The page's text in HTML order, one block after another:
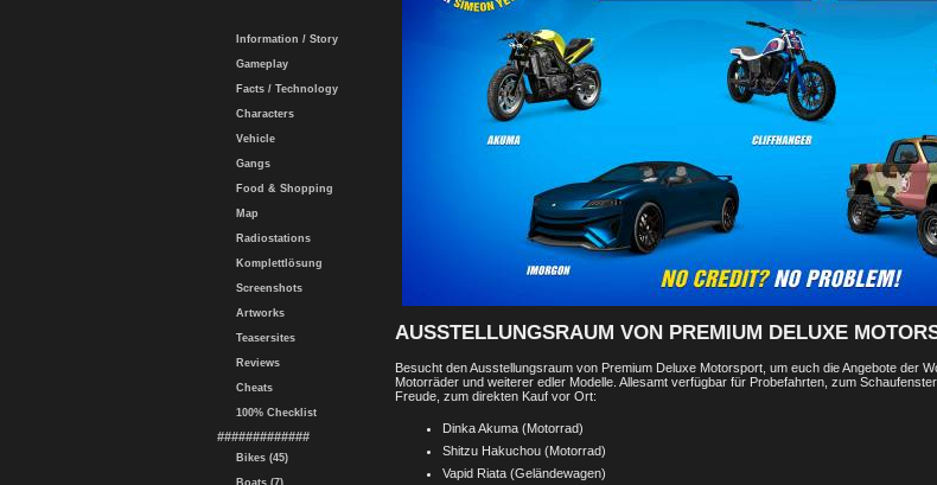
Information / Story
Gameplay
Facts / Technology
Characters
Vehicle
Gangs
Food & Shopping
Map
Radiostations
Komplettlösung
Screenshots
Artworks
Teasersites
Reviews
Cheats
100% Checklist
#############
Bikes (45)
Boats (7)
AUSSTELLUNGSRAUM VON PREMIUM DELUXE
Besucht den Ausstellungsraum von Premium Deluxe Motorsport, um euch die Angebote der
Motorräder und weiterer edler Modelle. Allesamt verfügbar für Probefahrten, zum
Freude, zum direkten Kauf vor Ort:
Dinka Akuma (Motorrad)
Shitzu Hakuchou (Motorrad)
Vapid Riata (Geländewagen)